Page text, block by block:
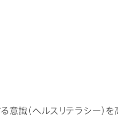
識（ヘルスリテラシー）を